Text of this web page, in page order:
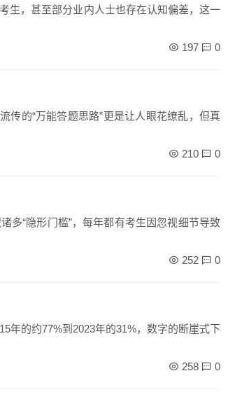
生，甚至部分业内人士也存在认知偏差，这一
197 0
传的“万能答题思路”更是让人眼花缭乱，但真
210 0
多“隐形门槛”，每年都有考生因忽视细节导致
252 0
年的约77%到2023年的31%，数字的断崖式下
258 0